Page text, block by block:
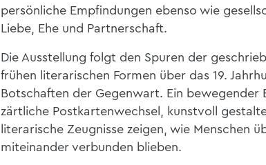
persönliche Empfindungen ebenso wie
Liebe, Ehe und Partnerschaft.
Die Ausstellung folgt den Spuren der
frühen literarischen Formen über das 19.
Botschaften der Gegenwart. Ein bewegender
zärtliche Postkartenwechsel, kunstvoll
literarische Zeugnisse zeigen, wie Menschen
miteinander verbunden blieben.